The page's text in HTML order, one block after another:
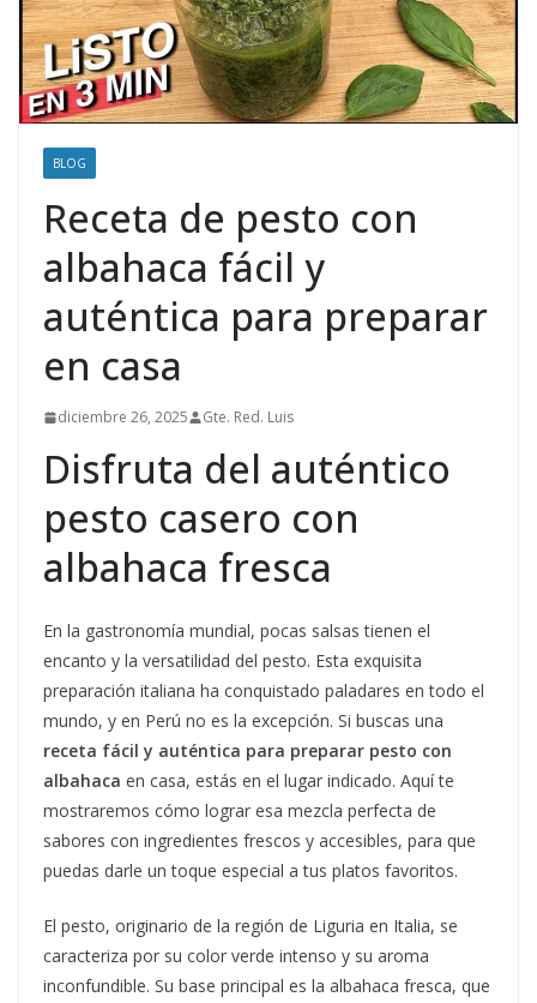
BLOG
Receta de pesto con
albahaca fácil y
auténtica para preparar
en casa
diciembre 26, 2025 Gte. Red. Luis
Disfruta del auténtico
pesto casero con
albahaca fresca
En la gastronomía mundial, pocas salsas tienen el
encanto y la versatilidad del pesto. Esta exquisita
preparación italiana ha conquistado paladares en todo el
mundo, y en Perú no es la excepción. Si buscas una
receta fácil y auténtica para preparar pesto con
albahaca en casa, estás en el lugar indicado. Aquí te
mostraremos cómo lograr esa mezcla perfecta de
sabores con ingredientes frescos y accesibles, para que
puedas darle un toque especial a tus platos favoritos.
El pesto, originario de la región de Liguria en Italia, se
caracteriza por su color verde intenso y su aroma
inconfundible. Su base principal es la albahaca fresca, que